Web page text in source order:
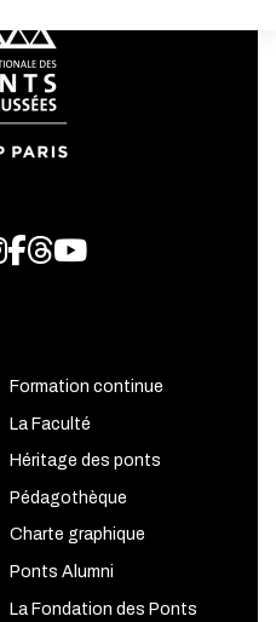
MODE ÉCO
Instagram
Facebook
Threads
Youtube
Formation continue
La Faculté
Héritage des ponts
Pédagothèque
Charte graphique
Ponts Alumni
La Fondation des Ponts